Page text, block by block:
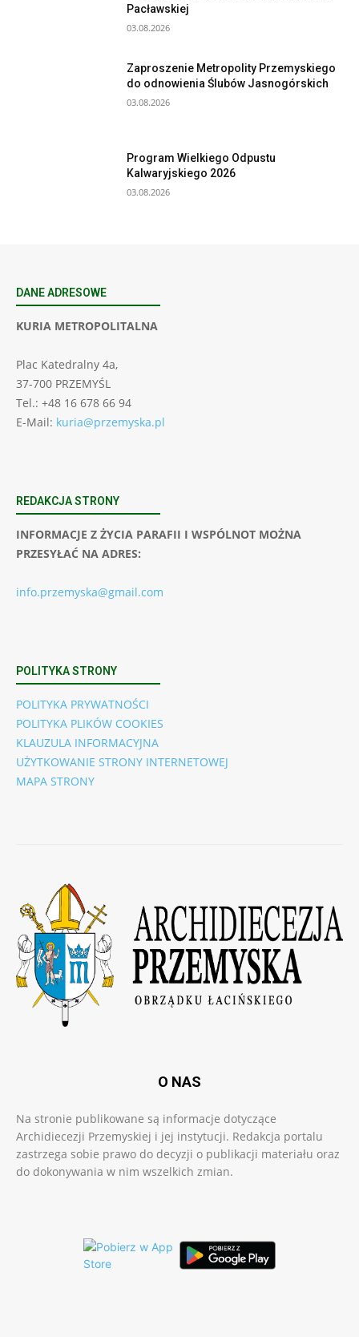
Pacławskiej
03.08.2026
Zaproszenie Metropolity Przemyskiego
do odnowienia Ślubów Jasnogórskich
03.08.2026
Program Wielkiego Odpustu
Kalwaryjskiego 2026
03.08.2026
DANE ADRESOWE
KURIA METROPOLITALNA
Plac Katedralny 4a,
37-700 PRZEMYŚL
Tel.: +48 16 678 66 94
E-Mail: kuria@przemyska.pl
REDAKCJA STRONY
INFORMACJE Z ŻYCIA PARAFII I WSPÓLNOT MOŻNA
PRZESYŁAĆ NA ADRES:
info.przemyska@gmail.com
POLITYKA STRONY
POLITYKA PRYWATNOŚCI
POLITYKA PLIKÓW COOKIES
KLAUZULA INFORMACYJNA
UŻYTKOWANIE STRONY INTERNETOWEJ
MAPA STRONY
O NAS
Na stronie publikowane są informacje dotyczące
Archidiecezji Przemyskiej i jej instytucji. Redakcja portalu
zastrzega sobie prawo do decyzji o publikacji materiału oraz
do dokonywania w nim wszelkich zmian.